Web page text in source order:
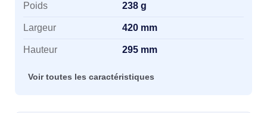
Poids 238 g
Largeur 420 mm
Hauteur 295 mm
Voir toutes les caractéristiques